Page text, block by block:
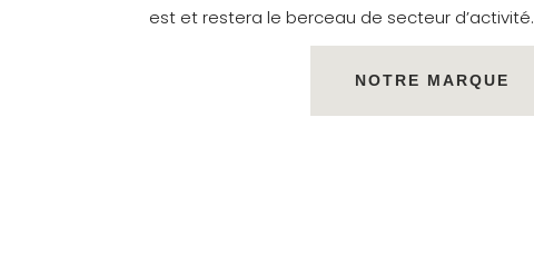
est et restera le berceau de secteur d’activité.
NOTRE MARQUE